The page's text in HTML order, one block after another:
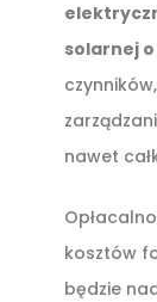
solarnej
nawet
kosztów
będzie